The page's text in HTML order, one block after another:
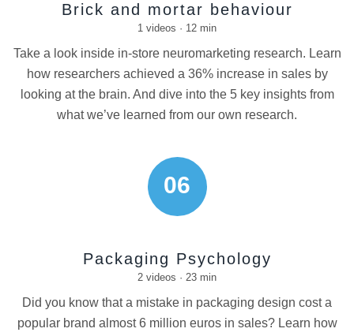
Brick and mortar behaviour
1 videos · 12 min
Take a look inside in-store neuromarketing research. Learn
how researchers achieved a 36% increase in sales by
looking at the brain. And dive into the 5 key insights from
what we’ve learned from our own research.
06
Packaging Psychology
2 videos · 23 min
Did you know that a mistake in packaging design cost a
popular brand almost 6 million euros in sales? Learn how